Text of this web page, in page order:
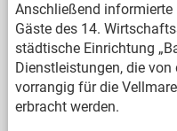
Anschließend informierte
Gäste des 14.
städtische Einrichtung
Dienstleistungen, die
vorrangig für die
erbracht werden.